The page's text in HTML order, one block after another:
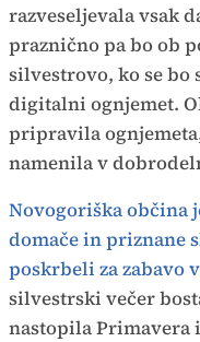
razveseljevala vsak
praznično pa bo ob
silvestrovo, ko se
digitalni ognjemet.
pripravila
namenila v
Novogoriška občina
domače in priznane
poskrbeli za zabavo
silvestrski večer
nastopila Primavera